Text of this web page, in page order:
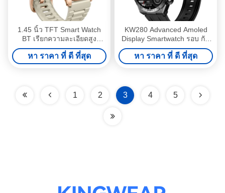
1.45 นิ้ว TFT Smart Watch
BT เรียกความละเอียดสูง
Smartwatch การติดตาม
สุขภาพ
หา ราคา ที่ ดี ที่สุด
KW280 Advanced Amoled
Display Smartwatch รอบ กัน
น้ํา IP68
หา ราคา ที่ ดี ที่สุด
1 2 3 4 5